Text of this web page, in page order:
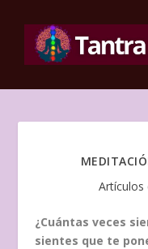
Artículos
¿Cuántas veces
sientes que te